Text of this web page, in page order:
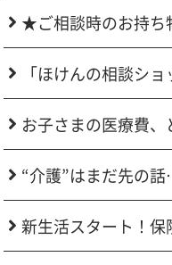
★ご相談時のお持
「ほけんの相談シ
お子さまの医療費、
“介護”はまだ先の
新生活スタート！保